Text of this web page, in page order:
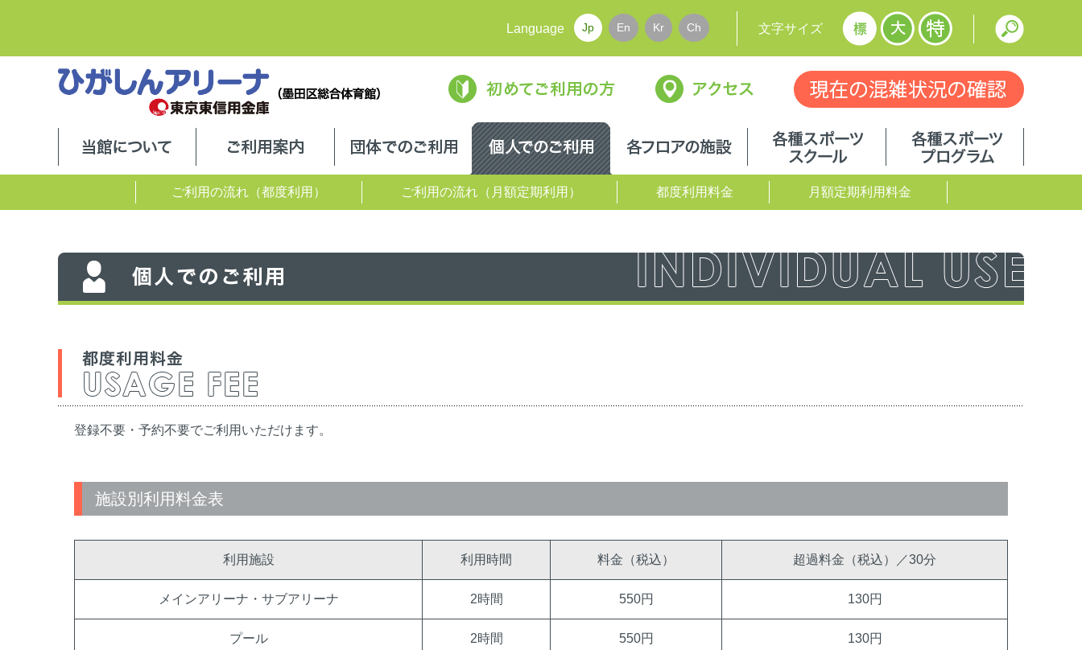
初めてご利用の方 アクセス
Language Jp En Kr Ch 文字サイズ
団体でのご利用 各フロアの施設 各種スポーツスクール
ご利用の流れ（都度利用） ご利用の流れ（月額定期利用） 都度利用料金 月額定期利用料金
登録不要・予約不要でご利用いただけます。
施設別利用料金表
利用施設 利用時間 料金（税込） 超過料金（税込）／30分
メインアリーナ・サブアリーナ 2時間 550円 130円
プール 2時間 550円 130円